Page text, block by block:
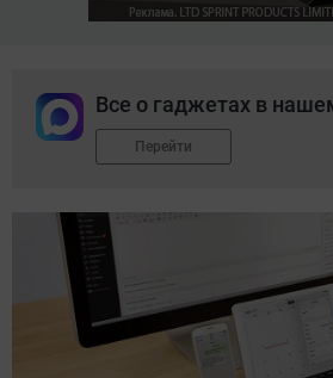
Все о гаджетах в
Перейти